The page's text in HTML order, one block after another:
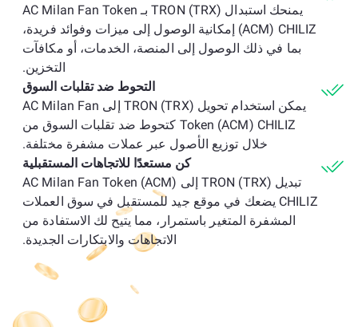
يمنحك استبدال TRON (TRX) بـ AC Milan Fan Token
(ACM) CHILIZ إمكانية الوصول إلى ميزات وفوائد فريدة،
بما في ذلك الوصول إلى المنصة، الخدمات، أو مكافآت
التخزين.
التحوط ضد تقلبات السوق
يمكن استخدام تحويل TRON (TRX) إلى AC Milan Fan
Token (ACM) CHILIZ كتحوط ضد تقلبات السوق من
خلال توزيع الأصول عبر عملات مشفرة مختلفة.
كن مستعدًا للاتجاهات المستقبلية
تبديل TRON (TRX) إلى AC Milan Fan Token (ACM)
CHILIZ يضعك في موقع جيد للمستقبل في سوق العملات
المشفرة المتغير باستمرار، مما يتيح لك الاستفادة من
الاتجاهات والابتكارات الجديدة.